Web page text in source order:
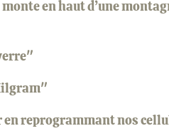
en haut d’une
en reprogrammant nos